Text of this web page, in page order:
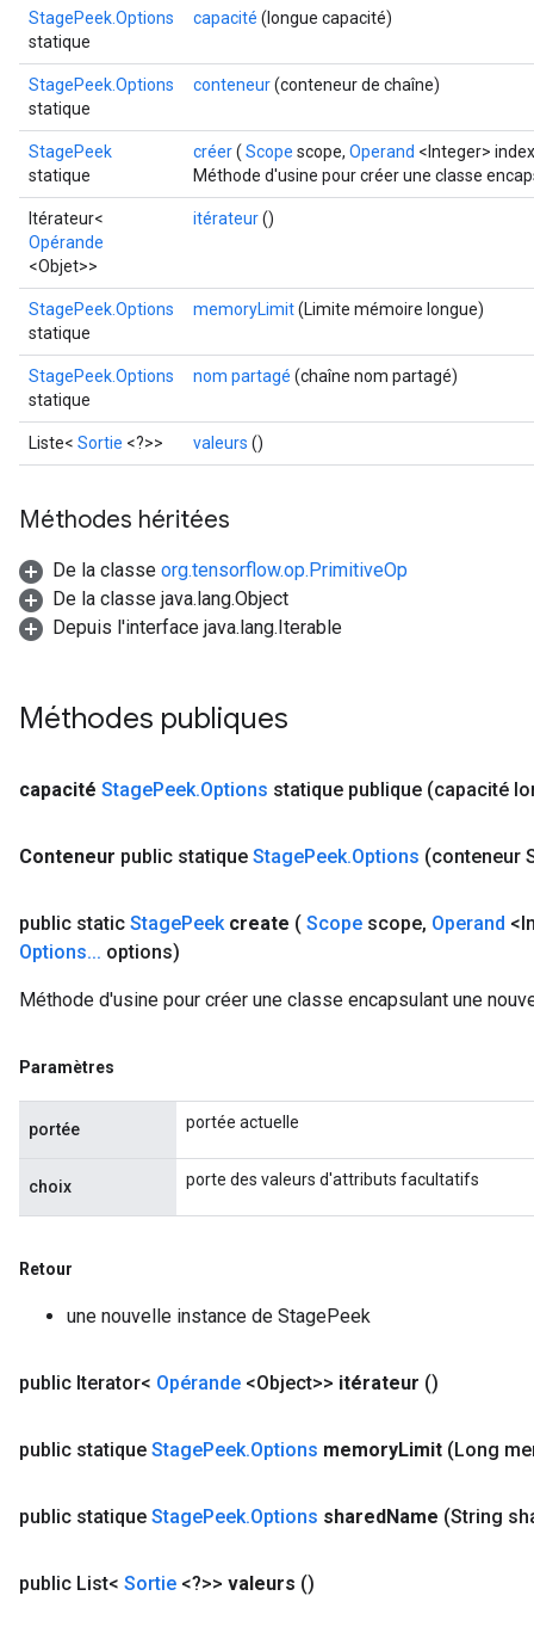
StagePeek.Options
statique
capacité (longue capacité)
StagePeek.Options
statique
conteneur(conteneur de chaîne)
StagePeek
statique
créer( Scope scope, Operand <Integer>
Méthode d'usine pour créer une classe
Itérateur<
Opérande
<Objet>>
itérateur()
StagePeek.Options
statique
memoryLimit(Limite mémoire longue)
StagePeek.Options
statique
nom partagé (chaîne nom partagé)
Liste< Sortie <?>> valeurs ()
Méthodes héritées
De la classe org.tensorflow.op.PrimitiveOp
De la classe java.lang.Object
Depuis l'interface java.lang.Iterable
Méthodes publiques
capacité StagePeek.Options statique publique (capacité
Conteneur public statique StagePeek.Options (conteneur
public static StagePeek create ( Scope scope, Operand
Options... options)
Méthode d'usine pour créer une classe encapsulant une
Paramètres
portée portée actuelle
choix porte des valeurs d'attributs facultatifs
Retour
une nouvelle instance de StagePeek
public Iterator< Opérande <Object>> itérateur ()
public statique StagePeek.Options memoryLimit (Long
public statique StagePeek.Options sharedName (String
public List< Sortie <?>> valeurs ()